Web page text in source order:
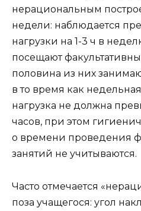
нерациональным
недели: наблюдается
нагрузки на 1-3 ч в
посещают
половина из них
в то время как
нагрузка не должна
часов, при этом
о времени проведения
занятий не учитываются.
Часто отмечается
поза учащегося: угол